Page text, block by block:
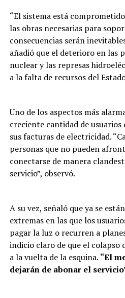
“El sistema está
las obras necesarias para
consecuencias serán
añadió que el deterioro en las
nuclear y las represas
a la falta de recursos del
Uno de los aspectos más
creciente cantidad de usuarios
sus facturas de electricidad.
personas que no pueden
conectarse de manera
servicio”, observó.
A su vez, señaló que ya se
extremas en las que los
pagar la luz o recurren a
indicio claro de que el colapso
a la vuelta de la esquina. “El
dejarán de abonar el